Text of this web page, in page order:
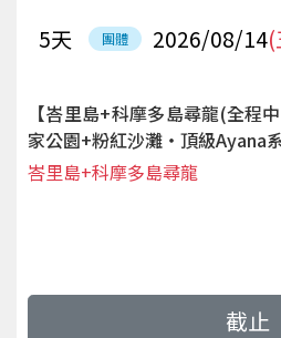
團體 2026/08/14
5天
【峇里島+科摩多島尋龍(全程
家公園+粉紅沙灘‧頂級Ayana
峇里島+科摩多島尋龍
截止